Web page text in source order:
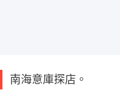
南海意庫探店。